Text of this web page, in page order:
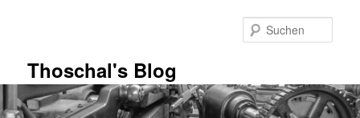
Thoschal's Blog